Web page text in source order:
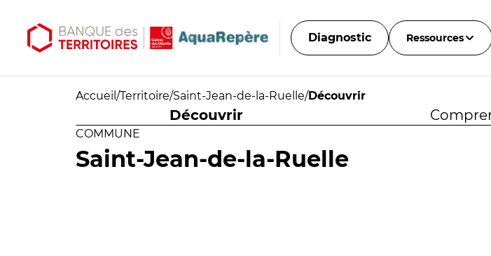
Diagnostic Ressources
Accueil /Territoire/Saint-Jean-de-la-Ruelle/Découvrir
Découvrir
COMMUNE
Saint-Jean-de-la-Ruelle